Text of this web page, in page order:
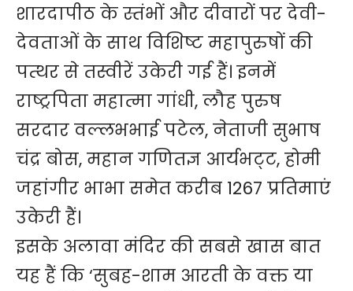
शारदापीठ के स्तंभों और दीवारों पर देवी-
देवताओं के साथ विशिष्ट महापुरुषों की
पत्थर से तस्वीरें उकेरी गई हैं। इनमें
राष्ट्रपिता महात्मा गांधी, लौह पुरुष
सरदार वल्लभभाई पटेल, नेताजी सुभाष
चंद्र बोस, महान गणितज्ञ आर्यभट्‌ट, होमी
जहांगीर भाभा समेत करीब 1267 प्रतिमाएं
उकेरी हैं।
इसके अलावा मंदिर की सबसे खास बात
यह हैं कि ‘सुबह-शाम आरती के वक्त या